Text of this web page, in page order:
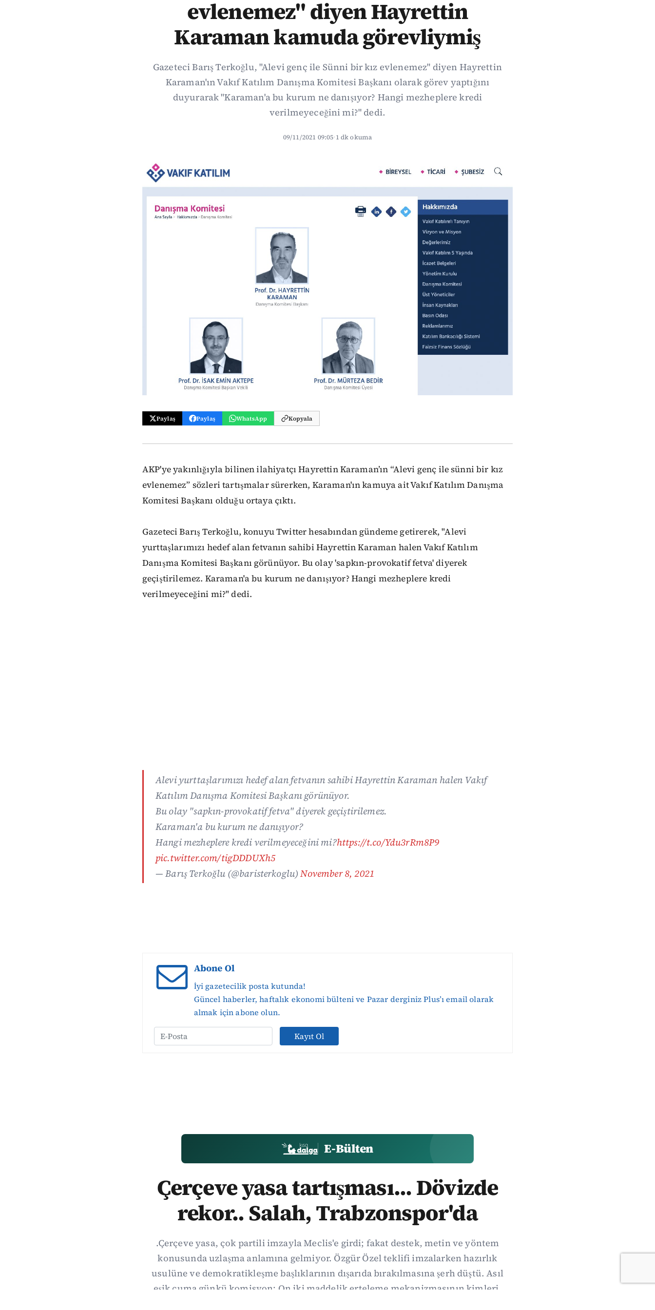
evlenemez" diyen Hayrettin
Karaman kamuda görevliymiş
Gazeteci Barış Terkoğlu, "Alevi genç ile Sünni bir kız evlenemez" diyen Hayrettin
Karaman'ın Vakıf Katılım Danışma Komitesi Başkanı olarak görev yaptığını
duyurarak "Karaman'a bu kurum ne danışıyor? Hangi mezheplere kredi
verilmeyeceğini mi?" dedi.
09/11/2021 09:05·1 dk okuma
Paylaş Paylaş WhatsApp Kopyala
AKP'ye yakınlığıyla bilinen ilahiyatçı Hayrettin Karaman’ın “Alevi genç ile sünni bir kız
evlenemez” sözleri tartışmalar sürerken, Karaman'ın kamuya ait Vakıf Katılım Danışma
Komitesi Başkanı olduğu ortaya çıktı.
Gazeteci Barış Terkoğlu, konuyu Twitter hesabından gündeme getirerek, "Alevi
yurttaşlarımızı hedef alan fetvanın sahibi Hayrettin Karaman halen Vakıf Katılım
Danışma Komitesi Başkanı görünüyor. Bu olay 'sapkın-provokatif fetva' diyerek
geçiştirilemez. Karaman'a bu kurum ne danışıyor? Hangi mezheplere kredi
verilmeyeceğini mi?" dedi.
Alevi yurttaşlarımızı hedef alan fetvanın sahibi Hayrettin Karaman halen Vakıf
Katılım Danışma Komitesi Başkanı görünüyor.
Bu olay "sapkın-provokatif fetva" diyerek geçiştirilemez.
Karaman'a bu kurum ne danışıyor?
Hangi mezheplere kredi verilmeyeceğini mi?https://t.co/Ydu3rRm8P9
pic.twitter.com/tigDDDUXh5
— Barış Terkoğlu (@baristerkoglu)November 8, 2021
Abone Ol
İyi gazetecilik posta kutunda!
Güncel haberler, haftalık ekonomi bülteni ve Pazar derginiz Plus’ı email olarak
almak için abone olun.
Kayıt Ol
E-Bülten
Çerçeve yasa tartışması... Dövizde
rekor.. Salah, Trabzonspor'da
.Çerçeve yasa, çok partili imzayla Meclis'e girdi; fakat destek, metin ve yöntem
konusunda uzlaşma anlamına gelmiyor. Özgür Özel teklifi imzalarken hazırlık
usulüne ve demokratikleşme başlıklarının dışarıda bırakılmasına şerh düştü. Asıl
eşik cuma günkü komisyon: On iki maddelik erteleme mekanizmasının kimleri,